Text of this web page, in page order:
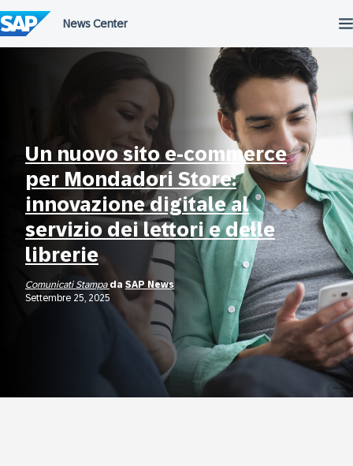
al
contenuto
Un nuovo sito e-commerce
per Mondadori Store:
innovazione digitale al
servizio dei lettori e delle
librerie
Comunicati Stampa da SAP News
Settembre 25, 2025